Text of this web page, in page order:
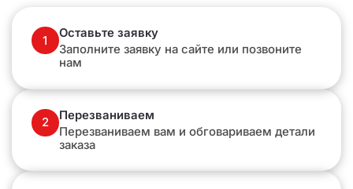
1
Оставьте заявку
Заполните заявку на сайте или позвоните
нам
2
Перезваниваем
Перезваниваем вам и обговариваем детали
заказа